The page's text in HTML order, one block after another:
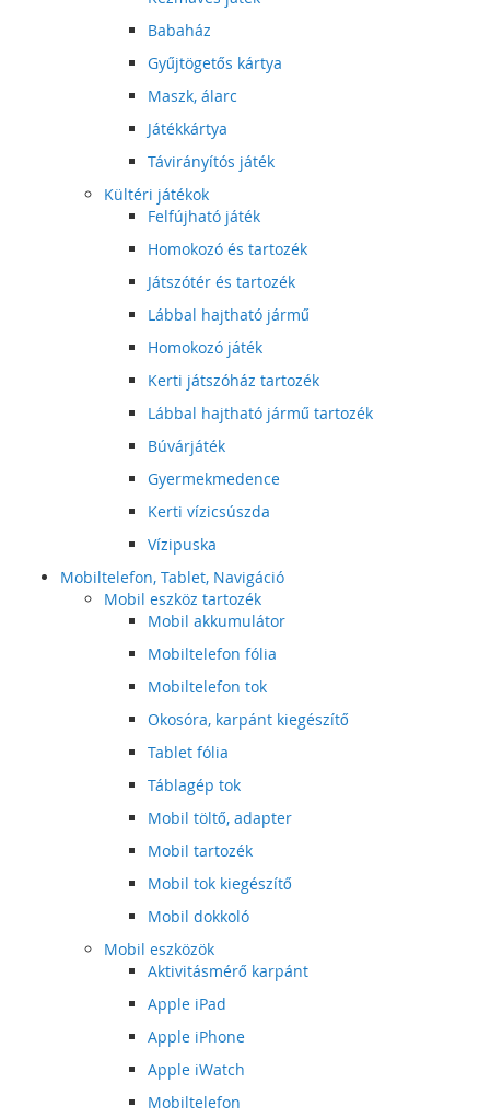
Babaház
Gyűjtögetős kártya
Maszk, álarc
Játékkártya
Távirányítós játék
Kültéri játékok
Felfújható játék
Homokozó és tartozék
Játszótér és tartozék
Lábbal hajtható jármű
Homokozó játék
Kerti játszóház tartozék
Lábbal hajtható jármű tartozék
Búvárjáték
Gyermekmedence
Kerti vízicsúszda
Vízipuska
Mobiltelefon, Tablet, Navigáció
Mobil eszköz tartozék
Mobil akkumulátor
Mobiltelefon fólia
Mobiltelefon tok
Okosóra, karpánt kiegészítő
Tablet fólia
Táblagép tok
Mobil töltő, adapter
Mobil tartozék
Mobil tok kiegészítő
Mobil dokkoló
Mobil eszközök
Aktivitásmérő karpánt
Apple iPad
Apple iPhone
Apple iWatch
Mobiltelefon